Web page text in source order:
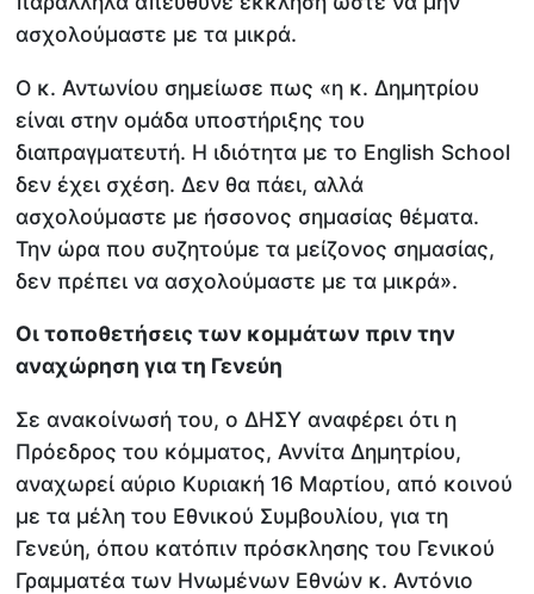
ασχολούμαστε με τα μικρά.
Ο κ. Αντωνίου σημείωσε πως «η κ. Δημητρίου
είναι στην ομάδα υποστήριξης του
διαπραγματευτή. Η ιδιότητα με το English School
δεν έχει σχέση. Δεν θα πάει, αλλά
ασχολούμαστε με ήσσονος σημασίας θέματα.
Την ώρα που συζητούμε τα μείζονος σημασίας,
δεν πρέπει να ασχολούμαστε με τα μικρά».
Οι τοποθετήσεις των κομμάτων πριν την
αναχώρηση για τη Γενεύη
Σε ανακοίνωσή του, ο ΔΗΣΥ αναφέρει ότι η
Πρόεδρος του κόμματος, Αννίτα Δημητρίου,
αναχωρεί αύριο Κυριακή 16 Μαρτίου, από κοινού
με τα μέλη του Εθνικού Συμβουλίου, για τη
Γενεύη, όπου κατόπιν πρόσκλησης του Γενικού
Γραμματέα των Ηνωμένων Εθνών κ. Αντόνιο